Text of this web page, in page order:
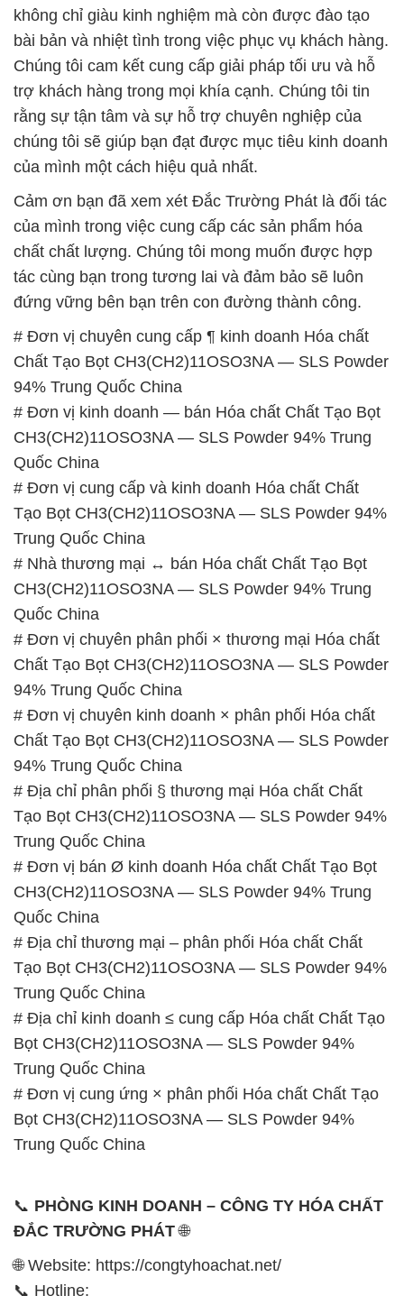
không chỉ giàu kinh nghiệm mà còn được đào tạo
bài bản và nhiệt tình trong việc phục vụ khách hàng.
Chúng tôi cam kết cung cấp giải pháp tối ưu và hỗ
trợ khách hàng trong mọi khía cạnh. Chúng tôi tin
rằng sự tận tâm và sự hỗ trợ chuyên nghiệp của
chúng tôi sẽ giúp bạn đạt được mục tiêu kinh doanh
của mình một cách hiệu quả nhất.
Cảm ơn bạn đã xem xét Đắc Trường Phát là đối tác
của mình trong việc cung cấp các sản phẩm hóa
chất chất lượng. Chúng tôi mong muốn được hợp
tác cùng bạn trong tương lai và đảm bảo sẽ luôn
đứng vững bên bạn trên con đường thành công.
# Đơn vị chuyên cung cấp ¶ kinh doanh Hóa chất
Chất Tạo Bọt CH3(CH2)11OSO3NA — SLS Powder
94% Trung Quốc China
# Đơn vị kinh doanh — bán Hóa chất Chất Tạo Bọt
CH3(CH2)11OSO3NA — SLS Powder 94% Trung
Quốc China
# Đơn vị cung cấp và kinh doanh Hóa chất Chất
Tạo Bọt CH3(CH2)11OSO3NA — SLS Powder 94%
Trung Quốc China
# Nhà thương mại ↔ bán Hóa chất Chất Tạo Bọt
CH3(CH2)11OSO3NA — SLS Powder 94% Trung
Quốc China
# Đơn vị chuyên phân phối × thương mại Hóa chất
Chất Tạo Bọt CH3(CH2)11OSO3NA — SLS Powder
94% Trung Quốc China
# Đơn vị chuyên kinh doanh × phân phối Hóa chất
Chất Tạo Bọt CH3(CH2)11OSO3NA — SLS Powder
94% Trung Quốc China
# Địa chỉ phân phối § thương mại Hóa chất Chất
Tạo Bọt CH3(CH2)11OSO3NA — SLS Powder 94%
Trung Quốc China
# Đơn vị bán Ø kinh doanh Hóa chất Chất Tạo Bọt
CH3(CH2)11OSO3NA — SLS Powder 94% Trung
Quốc China
# Địa chỉ thương mại – phân phối Hóa chất Chất
Tạo Bọt CH3(CH2)11OSO3NA — SLS Powder 94%
Trung Quốc China
# Địa chỉ kinh doanh ≤ cung cấp Hóa chất Chất Tạo
Bọt CH3(CH2)11OSO3NA — SLS Powder 94%
Trung Quốc China
# Đơn vị cung ứng × phân phối Hóa chất Chất Tạo
Bọt CH3(CH2)11OSO3NA — SLS Powder 94%
Trung Quốc China
📞 PHÒNG KINH DOANH – CÔNG TY HÓA CHẤT
ĐẮC TRƯỜNG PHÁT🌐
🌐 Website: https://congtyhoachat.net/
📞 Hotline: